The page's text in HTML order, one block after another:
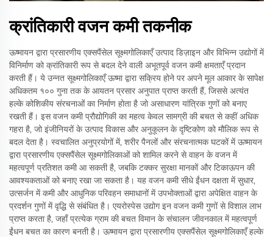
क्रांतिकारी वजन कमी तकनीक
ऊष्मायन द्वारा प्रसारणीय एक्सपैंसेल सूक्ष्मगोलिकाएँ उत्पाद डिज़ाइन और विभिन्न उद्योगों में
विनिर्माण को क्रांतिकारी रूप से बदल देने वाली अभूतपूर्व वजन कमी क्षमताएँ प्रदान
करती हैं। ये उन्नत सूक्ष्मगोलिकाएँ ऊष्मा द्वारा सक्रिय होने पर अपने मूल आकार के सापेक्ष
अधिकतम १०० गुना तक के आयतन प्रसार अनुपात प्राप्त करती हैं, जिससे अत्यंत
हल्के कोशिकीय संरचनाओं का निर्माण होता है जो असाधारण यांत्रिक गुणों को बनाए
रखती हैं। इस वजन कमी प्रौद्योगिकी का महत्व केवल सामग्री की बचत से कहीं अधिक
गहरा है, जो इंजीनियरों के उत्पाद विकास और अनुकूलन के दृष्टिकोण को मौलिक रूप से
बदल देता है। स्वचालित अनुप्रयोगों में, शरीर पैनलों और संरचनात्मक घटकों में ऊष्मायन
द्वारा प्रसारणीय एक्सपैंसेल सूक्ष्मगोलिकाओं को शामिल करने से वाहन के वजन में
महत्वपूर्ण प्रतिशत कमी आ सकती है, जबकि टक्कर सुरक्षा मानकों और टिकाऊपन की
आवश्यकताओं को बनाए रखा जा सकता है। यह वजन कमी सीधे ईंधन दक्षता में सुधार,
उत्सर्जन में कमी और आधुनिक परिवहन समाधानों में उपभोक्ताओं द्वारा अपेक्षित वाहन के
प्रदर्शन गुणों में वृद्धि से संबंधित है। एयरोस्पेस उद्योग इन वजन कमी गुणों से विशाल लाभ
प्राप्त करता है, जहाँ प्रत्येक ग्राम की बचत विमान के संचालन जीवनकाल में महत्वपूर्ण
ईंधन बचत का कारण बनती है। ऊष्मायन द्वारा प्रसारणीय एक्सपैंसेल सूक्ष्मगोलिकाएँ हल्के